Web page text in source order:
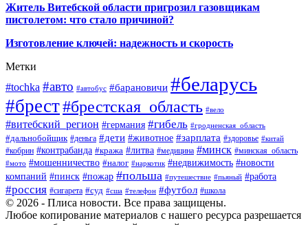
Житель Витебской области пригрозил газовщикам
пистолетом: что стало причиной?
Изготовление ключей: надежность и скорость
Метки
#tochka #авто #автобус #барановичи #беларусь
#брест#брестская_область #вело
#витебский_регион #германия #гибель #гродненская_область
#дальнобойщик #деньга #дети #животное #зарплата #здоровье #китай
#кобрин #контрабанда #кража #литва #медицина #минск #минская_область
#мото #мошенничество #налог #наркотик #недвижимость #новости
компаний #пинск #пожар #польша #путешествие #пьяный #работа
#россия #сигарета #суд #сша #телефон #футбол #школа
© 2026 - Плиса новости. Все права защищены.
Любое копирование материалов с нашего ресурса разрешается